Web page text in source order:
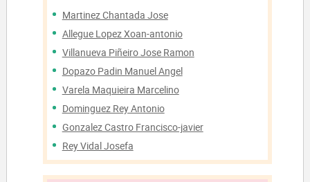
Martinez Chantada Jose
Allegue Lopez Xoan-antonio
Villanueva Piñeiro Jose Ramon
Dopazo Padin Manuel Angel
Varela Maquieira Marcelino
Dominguez Rey Antonio
Gonzalez Castro Francisco-javier
Rey Vidal Josefa